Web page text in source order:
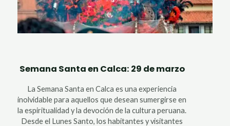
Semana Santa en Calca: 29 de marzo
La Semana Santa en Calca es una experiencia
inolvidable para aquellos que desean sumergirse en
la espiritualidad y la devoción de la cultura peruana.
Desde el Lunes Santo, los habitantes y visitantes